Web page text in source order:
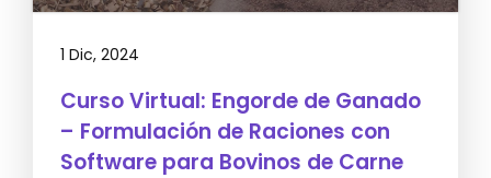
1 Dic, 2024
Curso Virtual: Engorde de Ganado
– Formulación de Raciones con
Software para Bovinos de Carne